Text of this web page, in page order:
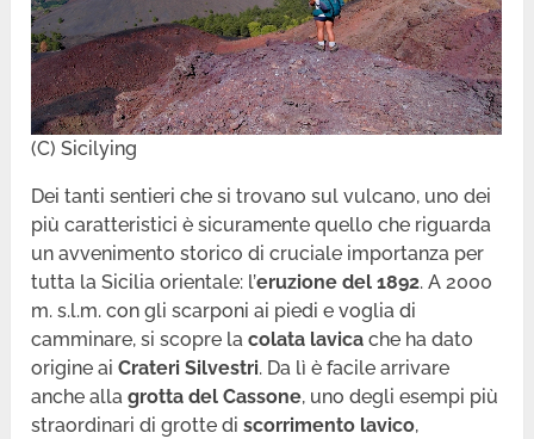
(C) Sicilying
Dei tanti sentieri che si trovano sul vulcano, uno dei
più caratteristici è sicuramente quello che riguarda
un avvenimento storico di cruciale importanza per
tutta la Sicilia orientale: l’eruzione del 1892. A 2000
m. s.l.m. con gli scarponi ai piedi e voglia di
camminare, si scopre lacolata lavicache ha dato
origine aiCrateri Silvestri. Da lì è facile arrivare
anche allagrotta del Cassone, uno degli esempi più
straordinari di grotte discorrimento lavico,